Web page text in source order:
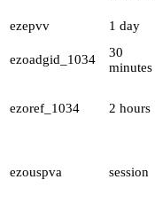
ezepvv
1 day
ezoadgid_1034
30
minutes
ezoref_1034 2 hours
ezouspva session